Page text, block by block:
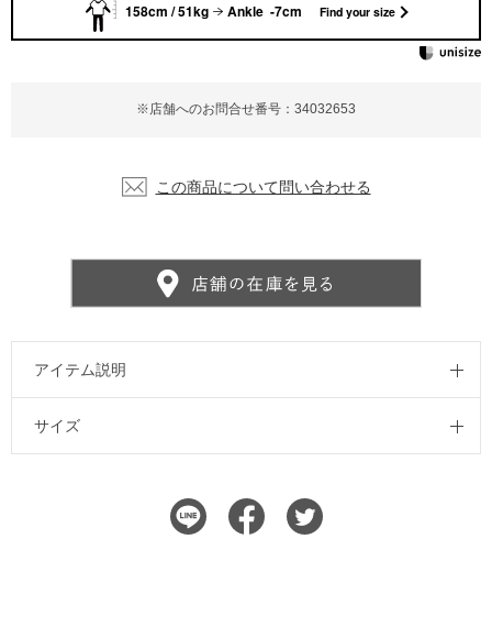
※店舗へのお問合せ番号：34032653
この商品について問い合わせる
アイテム説明
サイズ
158cm / 51kg Ankle -7cm Find your size